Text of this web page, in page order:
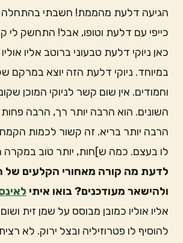
הגיעה דלעת מהממת! חשבתי בהתחלה
כייפי עם דלעת וטופו, אבל! התחשק לי
כאן ניוקי דלעת טבעוני ברוטב אליו
במיוחד. ניוקי דלעת הזה יוצא במרקם
וחמודים. אין שום קשר לניוקי המוכן
השונים. הוא הרבה יותר רך, הרבה פחות
הרבה יותר בריא. זה קשור לכמות הקמח
לו בעצם. כמה ש]חות, יותר טוב במקרה
לדעת מה קורה מאחורי הקלעים של
ולהישאר מעודכנים? בואו איתי
אליו אוליו כמובן מבוסס על שמן זית
להוסיף לו פטרוזיליה ובצל ירוק. לא